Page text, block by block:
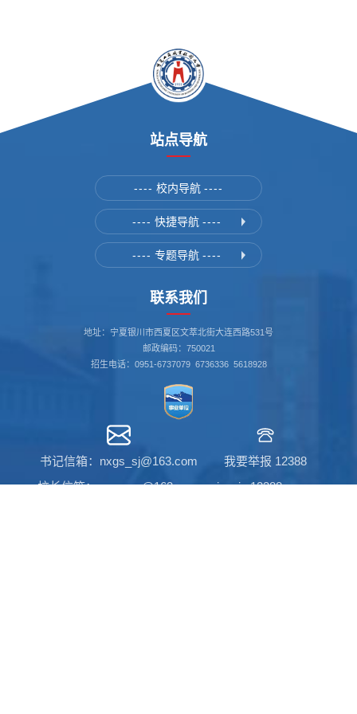
站点导航
---- 校内导航 ----
---- 快捷导航 ----
---- 专题导航 ----
联系我们
地址：宁夏银川市西夏区文萃北街大连西路531号
邮政编码：750021
招生电话：0951-6737079 6736336 5618928
书记信箱：nxgs_sj@163.com
校长信箱：nxgs_xz@163.com
我要举报 12388
ningxia.12388.gov.cn